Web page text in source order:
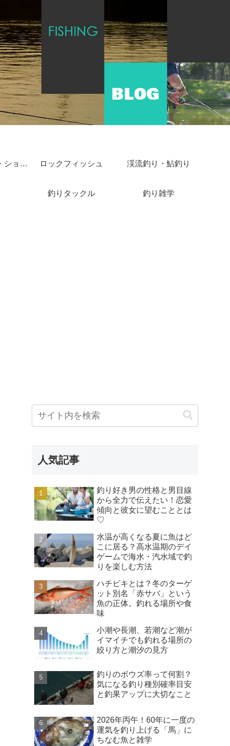
ショアジギング・ショアキャスティング ロックフィッシュ 渓流釣り・鮎釣り
釣りタックル 釣り雑学
人気記事
釣り好き男の性格と男目線
から全力で伝えたい！恋愛
傾向と彼女に望むこととは
♡
水温が高くなる夏に魚はど
こに居る？高水温期のデイ
ゲームで海水・汽水域で釣
りを楽しむ方法
ハチビキとは？冬のターゲ
ット別名「赤サバ」という
魚の正体。釣れる場所や食
味
小潮や長潮、若潮など潮が
イマイチでも釣れる場所の
絞り方と潮汐の見方
釣りのボウズ率って何割？
気になる釣り種別確率目安
と釣果アップに大切なこと
2026年丙午！60年に一度の
運気を釣り上げる「馬」に
ちなむ魚と雑学